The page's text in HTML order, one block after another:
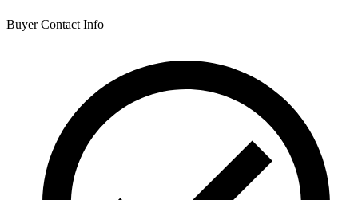
Buyer Contact Info